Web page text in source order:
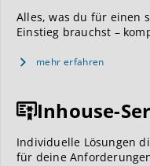
Alles, was du für einen
Einstieg brauchst –
mehr erfahren
Inhouse-
Individuelle Lösungen
für deine